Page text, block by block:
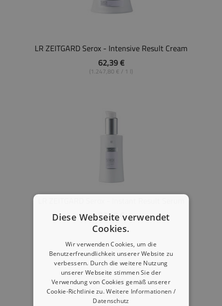
LR ZEITGARD Serox - Intensive Result Cream
62,39 €
(1.247,80 € / 1 l)
87,49 €
(2.916,33 € / 1 l)
Diese Webseite verwendet
Cookies.
Wir verwenden Cookies, um die
Benutzerfreundlichkeit unserer Website zu
verbessern. Durch die weitere Nutzung
unserer Webseite stimmen Sie der
Verwendung von Cookies gemäß unserer
Cookie-Richtlinie zu.Weitere Informationen /
Datenschutz